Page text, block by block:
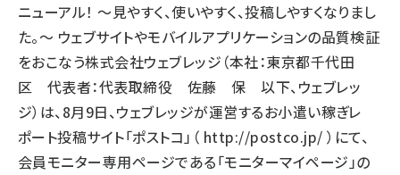
ニューアル！ ～見やすく、使いやすく、投稿しやすくなりまし
た。～ ウェブサイトやモバイルアプリケーションの品質検証
をおこなう株式会社ウェブレッジ（本社：東京都千代田
区 代表者：代表取締役 佐藤 保 以下、ウェブレッ
ジ）は、8月9日、ウェブレッジが運営するお小遣い稼ぎレ
ポート投稿サイト「ポストコ」（ http://postco.jp/ ）にて、
会員モニター専用ページである「モニターマイページ」の